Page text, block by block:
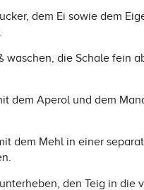
dem Ei sowie dem
waschen, die Schale fein
dem Aperol und dem
dem Mehl in einer
den Teig in die